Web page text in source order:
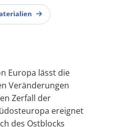
Europa lässt die
Veränderungen
Zerfall der
ereignet
des Ostblocks